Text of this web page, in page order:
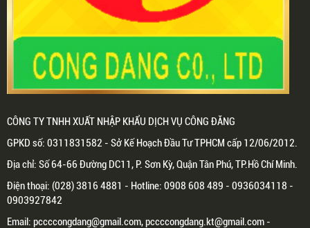
CÔNG TY TNHH XUẤT NHẬP KHẨU DỊCH VỤ CÔNG ĐĂNG
GPKD số: 0311831582 - Sở Kế Hoạch Đầu Tư TPHCM cấp 12/06/2012.
Địa chỉ: Số 64-66 Đường DC11, P. Sơn Kỳ, Quận Tân Phú, TP.Hồ Chí Minh.
Điện thoại: (028) 3816 4881 - Hotline: 0908 608 489 - 0936034118 -
0903927842
Email: pccccongdang@gmail.com, pccccongdang.kt@gmail.com -